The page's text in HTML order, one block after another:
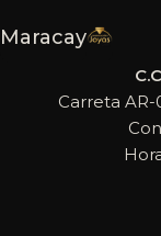
Maracay
Carreta